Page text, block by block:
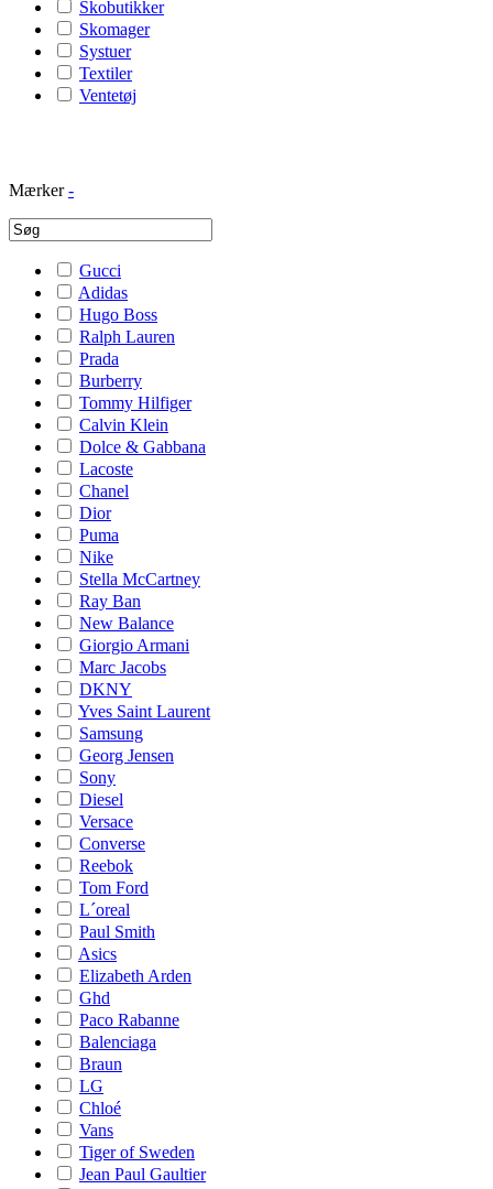
Skobutikker
Skomager
Systuer
Textiler
Ventetøj
Mærker -
Gucci
Adidas
Hugo Boss
Ralph Lauren
Prada
Burberry
Tommy Hilfiger
Calvin Klein
Dolce & Gabbana
Lacoste
Chanel
Dior
Puma
Nike
Stella McCartney
Ray Ban
New Balance
Giorgio Armani
Marc Jacobs
DKNY
Yves Saint Laurent
Samsung
Georg Jensen
Sony
Diesel
Versace
Converse
Reebok
Tom Ford
L´oreal
Paul Smith
Asics
Elizabeth Arden
Ghd
Paco Rabanne
Balenciaga
Braun
LG
Chloé
Vans
Tiger of Sweden
Jean Paul Gaultier